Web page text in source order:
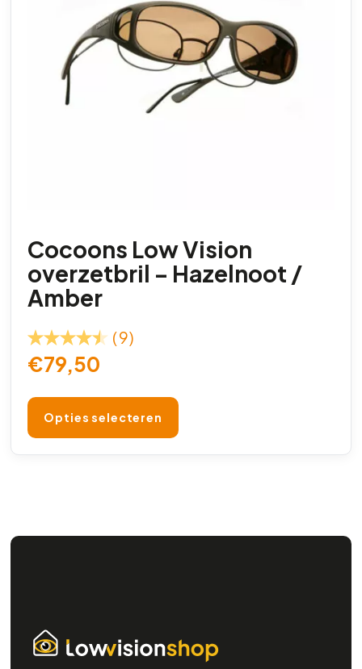
Cocoons Low Vision
overzetbril – Hazelnoot /
Amber
(9)
€79,50
Opties selecteren